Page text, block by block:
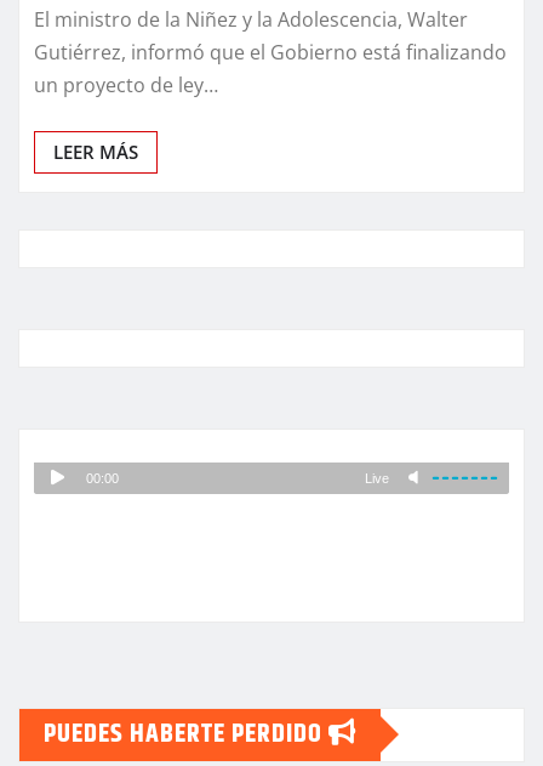
El ministro de la Niñez y la Adolescencia, Walter
Gutiérrez, informó que el Gobierno está finalizando
un proyecto de ley…
LEER MÁS
PUEDES HABERTE PERDIDO